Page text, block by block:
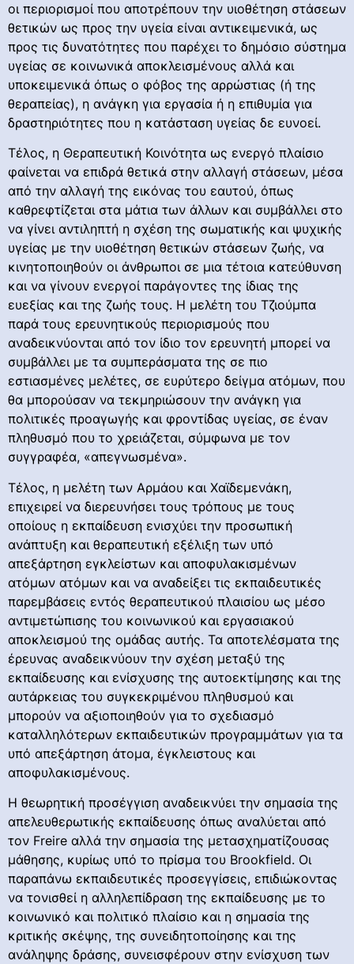
οι περιορισμοί που αποτρέπουν την υιοθέτηση στάσεων
θετικών ως προς την υγεία είναι αντικειμενικά, ως
προς τις δυνατότητες που παρέχει το δημόσιο σύστημα
υγείας σε κοινωνικά αποκλεισμένους αλλά και
υποκειμενικά όπως ο φόβος της αρρώστιας (ή της
θεραπείας), η ανάγκη για εργασία ή η επιθυμία για
δραστηριότητες που η κατάσταση υγείας δε ευνοεί.
Τέλος, η Θεραπευτική Κοινότητα ως ενεργό πλαίσιο
φαίνεται να επιδρά θετικά στην αλλαγή στάσεων, μέσα
από την αλλαγή της εικόνας του εαυτού, όπως
καθρεφτίζεται στα μάτια των άλλων και συμβάλλει στο
να γίνει αντιληπτή η σχέση της σωματικής και ψυχικής
υγείας με την υιοθέτηση θετικών στάσεων ζωής, να
κινητοποιηθούν οι άνθρωποι σε μια τέτοια κατεύθυνση
και να γίνουν ενεργοί παράγοντες της ίδιας της
ευεξίας και της ζωής τους. Η μελέτη του Τζιούμπα
παρά τους ερευνητικούς περιορισμούς που
αναδεικνύονται από τον ίδιο τον ερευνητή μπορεί να
συμβάλλει με τα συμπεράσματα της σε πιο
εστιασμένες μελέτες, σε ευρύτερο δείγμα ατόμων, που
θα μπορούσαν να τεκμηριώσουν την ανάγκη για
πολιτικές προαγωγής και φροντίδας υγείας, σε έναν
πληθυσμό που το χρειάζεται, σύμφωνα με τον
συγγραφέα, «απεγνωσμένα».
Τέλος, η μελέτη των Αρμάου και Χαϊδεμενάκη,
επιχειρεί να διερευνήσει τους τρόπους με τους
οποίους η εκπαίδευση ενισχύει την προσωπική
ανάπτυξη και θεραπευτική εξέλιξη των υπό
απεξάρτηση εγκλείστων και αποφυλακισμένων
ατόμων ατόμων και να αναδείξει τις εκπαιδευτικές
παρεμβάσεις εντός θεραπευτικού πλαισίου ως μέσο
αντιμετώπισης του κοινωνικού και εργασιακού
αποκλεισμού της ομάδας αυτής. Τα αποτελέσματα της
έρευνας αναδεικνύουν την σχέση μεταξύ της
εκπαίδευσης και ενίσχυσης της αυτοεκτίμησης και της
αυτάρκειας του συγκεκριμένου πληθυσμού και
μπορούν να αξιοποιηθούν για το σχεδιασμό
καταλληλότερων εκπαιδευτικών προγραμμάτων για τα
υπό απεξάρτηση άτομα, έγκλειστους και
αποφυλακισμένους.
Η θεωρητική προσέγγιση αναδεικνύει την σημασία της
απελευθερωτικής εκπαίδευσης όπως αναλύεται από
τον Freire αλλά την σημασία της μετασχηματίζουσας
μάθησης, κυρίως υπό το πρίσμα του Brookfield. Οι
παραπάνω εκπαιδευτικές προσεγγίσεις, επιδιώκοντας
να τονισθεί η αλληλεπίδραση της εκπαίδευσης με το
κοινωνικό και πολιτικό πλαίσιο και η σημασία της
κριτικής σκέψης, της συνειδητοποίησης και της
ανάληψης δράσης, συνεισφέρουν στην ενίσχυση των